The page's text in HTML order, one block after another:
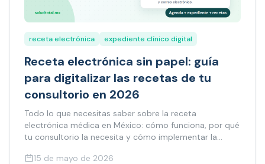
receta electrónica expediente clínico digital
Receta electrónica sin papel: guía
para digitalizar las recetas de tu
consultorio en 2026
Todo lo que necesitas saber sobre la receta
electrónica médica en México: cómo funciona, por qué
tu consultorio la necesita y cómo implementar la
15 de mayo de 2026